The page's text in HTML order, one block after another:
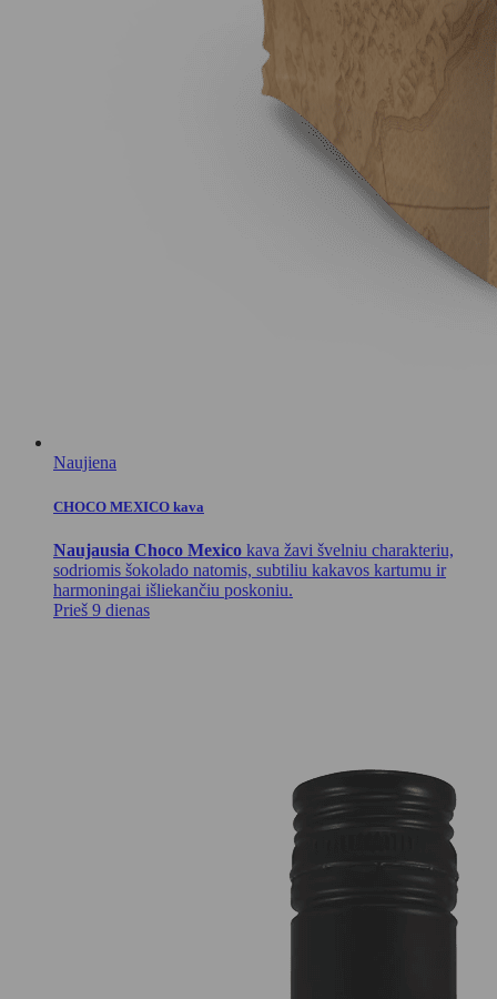
Naujiena
CHOCO MEXICO kava
Naujausia Choco Mexico kava žavi švelniu charakteriu,
sodriomis šokolado natomis, subtiliu kakavos kartumu ir
harmoningai išliekančiu poskoniu.
Prieš 9 dienas